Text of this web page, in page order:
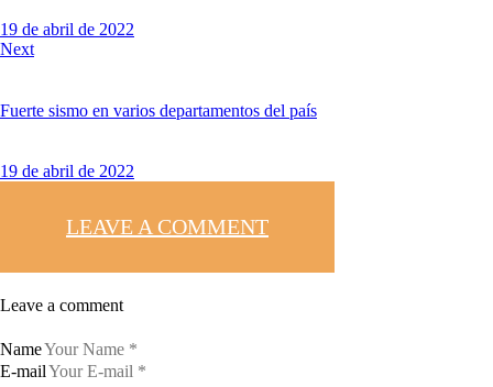
19 de abril de 2022
Next
Fuerte sismo en varios departamentos del país
19 de abril de 2022
LEAVE A COMMENT
Leave a comment
Name
E-mail